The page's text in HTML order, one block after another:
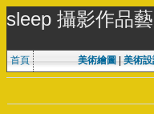
sleep 攝影作品
首頁 美術繪圖 美術設